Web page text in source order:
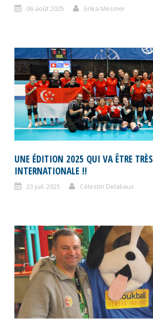
06 août 2025 Erika Mesmer
UNE ÉDITION 2025 QUI VA ÊTRE TRÈS
INTERNATIONALE !!
23 juil. 2025 Célestin Delaliaux